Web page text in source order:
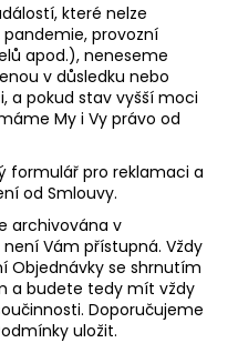
které nelze
provozní
apod.), neneseme
v důsledku nebo
a pokud stav vyšší moci
My i Vy právo od
formulář pro reklamaci a
od Smlouvy.
archivována v
Vám přístupná. Vždy
Objednávky se shrnutím
a budete tedy mít vždy
Doporučujeme
uložit.